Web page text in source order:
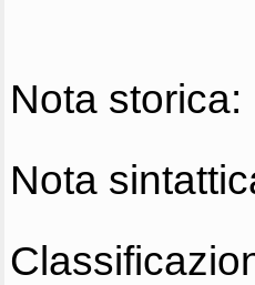
Nota storica:
Nota